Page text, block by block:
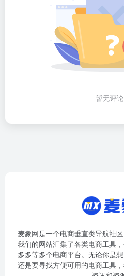
暂无评
麦象网是一个电商垂直类导航社
我们的网站汇集了各类电商工具
多多等多个电商平台。无论你是
还是要寻找方便可用的电商工具